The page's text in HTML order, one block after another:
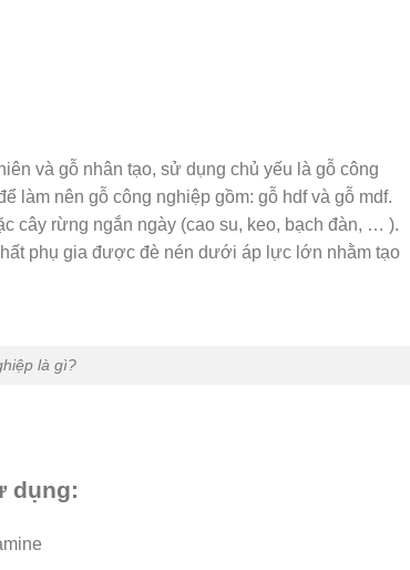
và gỗ nhân tạo, sử dụng chủ yếu là gỗ công
làm nên gỗ công nghiệp gồm: gỗ hdf và gỗ mdf.
cây rừng ngắn ngày (cao su, keo, bạch đàn, … ).
phụ gia được đè nén dưới áp lực lớn nhằm tạo
là gì?
dụng: